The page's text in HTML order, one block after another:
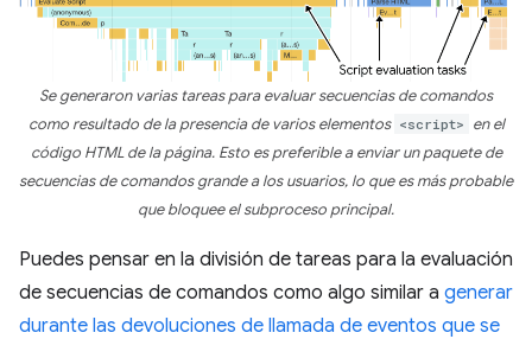
Se generaron varias tareas para evaluar secuencias de comandos
como resultado de la presencia de varios elementos <script> en el
código HTML de la página. Esto es preferible a enviar un paquete de
secuencias de comandos grande a los usuarios, lo que es más probable
que bloquee el subproceso principal.
Puedes pensar en la división de tareas para la evaluación
de secuencias de comandos como algo similar a generar
durante las devoluciones de llamada de eventos que se